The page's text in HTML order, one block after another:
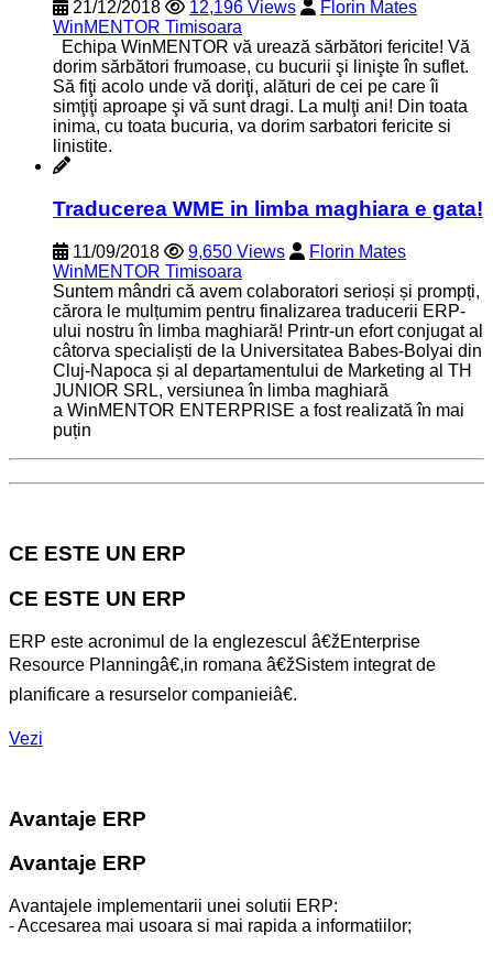
21/12/2018 12,196 Views
Florin Mates
WinMENTOR Timisoara
Echipa WinMENTOR vă urează sărbători fericite! Vă
dorim sărbători frumoase, cu bucurii şi linişte în suflet.
Să fiţi acolo unde vă doriţi, alături de cei pe care îi
simţiţi aproape şi vă sunt dragi. La mulţi ani! Din toata
inima, cu toata bucuria, va dorim sarbatori fericite si
linistite.
Traducerea WME in limba maghiara e gata!
11/09/2018 9,650 Views
Florin Mates
WinMENTOR Timisoara
Suntem mândri că avem colaboratori serioși și prompți,
cărora le mulțumim pentru finalizarea traducerii ERP-
ului nostru în limba maghiară! Printr-un efort conjugat al
câtorva specialiști de la Universitatea Babes-Bolyai din
Cluj-Napoca și al departamentului de Marketing al TH
JUNIOR SRL, versiunea în limba maghiară
a WinMENTOR ENTERPRISE a fost realizată în mai
puțin
CE ESTE UN ERP
CE ESTE UN ERP
ERP este acronimul de la englezescul â€žEnterprise
Resource Planningâ€,in romana â€žSistem integrat de
planificare a resurselor companieiâ€.
Vezi
Avantaje ERP
Avantaje ERP
Avantajele implementarii unei solutii ERP:
- Accesarea mai usoara si mai rapida a informatiilor;